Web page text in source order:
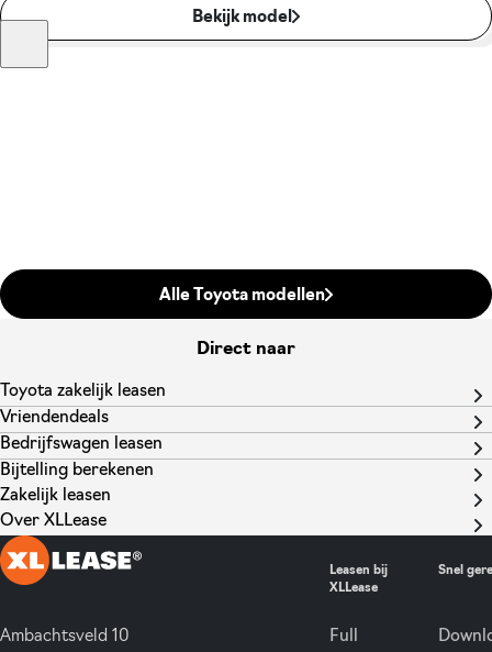
Bekijk model
Alle Toyota modellen
Direct naar
Toyota zakelijk leasen
Vriendendeals
Bedrijfswagen leasen
Bijtelling berekenen
Zakelijk leasen
Over XLLease
Ambachtsveld 10
Leasen bij
XLLease
Full
Snel